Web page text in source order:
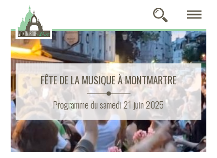
FÊTE DE LA MUSIQUE À MONTMARTRE
Programme du samedi 21 juin 2025